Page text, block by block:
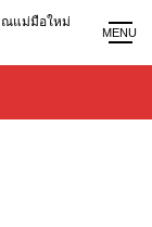
ณแม่มือใหม่
MENU